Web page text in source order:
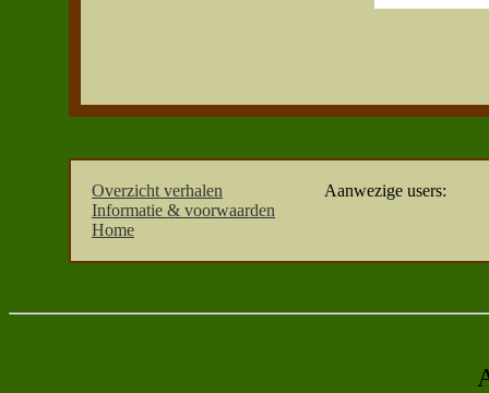
Overzicht verhalen
Informatie & voorwaarden
Home
Aanwezige users: